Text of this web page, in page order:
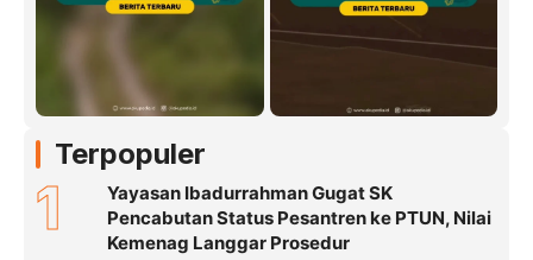
Terpopuler
1
Yayasan Ibadurrahman Gugat SK
Pencabutan Status Pesantren ke PTUN, Nilai
Kemenag Langgar Prosedur